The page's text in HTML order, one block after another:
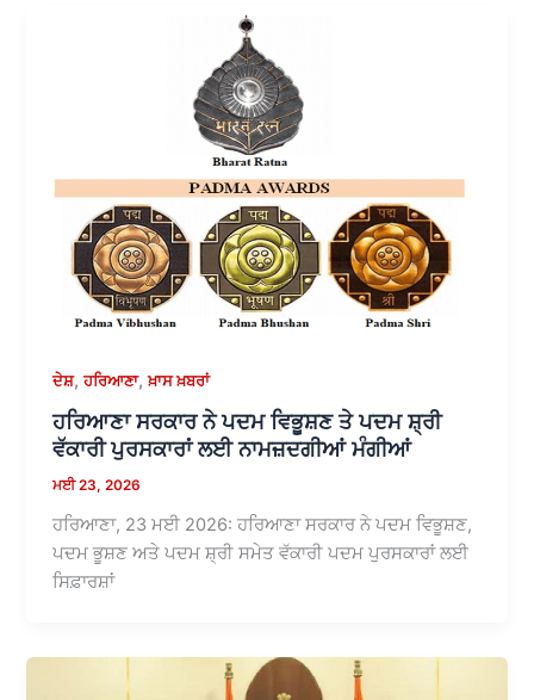
ਦੇਸ਼,ਹਰਿਆਣਾ,ਖ਼ਾਸ ਖ਼ਬਰਾਂ
ਹਰਿਆਣਾ ਸਰਕਾਰ ਨੇ ਪਦਮ ਵਿਭੂਸ਼ਣ ਤੇ ਪਦਮ ਸ਼੍ਰੀ
ਵੱਕਾਰੀ ਪੁਰਸਕਾਰਾਂ ਲਈ ਨਾਮਜ਼ਦਗੀਆਂ ਮੰਗੀਆਂ
ਮਈ 23, 2026
ਹਰਿਆਣਾ, 23 ਮਈ 2026: ਹਰਿਆਣਾ ਸਰਕਾਰ ਨੇ ਪਦਮ ਵਿਭੂਸ਼ਣ,
ਪਦਮ ਭੂਸ਼ਣ ਅਤੇ ਪਦਮ ਸ਼੍ਰੀ ਸਮੇਤ ਵੱਕਾਰੀ ਪਦਮ ਪੁਰਸਕਾਰਾਂ ਲਈ
ਸਿਫ਼ਾਰਸ਼ਾਂ